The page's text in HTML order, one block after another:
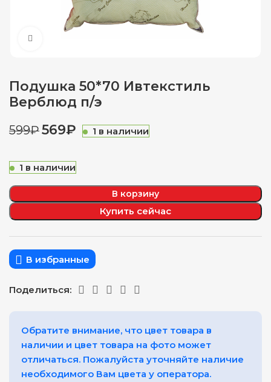
Подушка 50*70 Ивтекстиль
Верблюд п/э
599₽569₽ 1 в наличии
1 в наличии
В корзину
Купить сейчас
В избранные
Поделиться:
Обратите внимание, что цвет товара в
наличии и цвет товара на фото может
отличаться. Пожалуйста уточняйте наличие
необходимого Вам цвета у оператора.